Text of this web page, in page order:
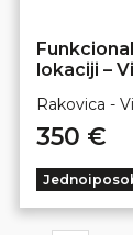
lokaciji –
Rakovica -
350 €